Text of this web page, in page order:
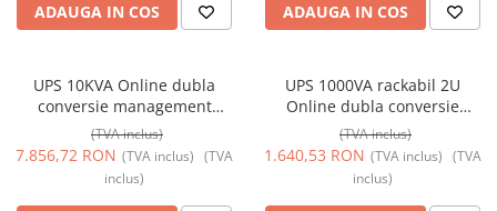
ADAUGA IN COS ADAUGA IN COS
UPS 10KVA Online dubla
conversie management
intrare/iesire regleta TED
Electric TED004017
(TVA inclus)
7.856,72 RON (TVA inclus) (TVA
inclus)
UPS 1000VA rackabil 2U
Online dubla conversie
management 1 schuko + 2 IEC
TED Electric TED004048
(TVA inclus)
1.640,53 RON (TVA inclus) (TVA
inclus)